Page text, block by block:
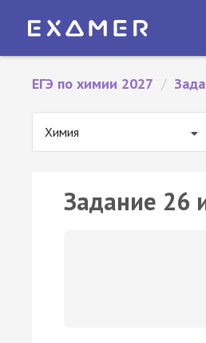
ЕГЭ по химии 2027 /
Химия
Задание 26